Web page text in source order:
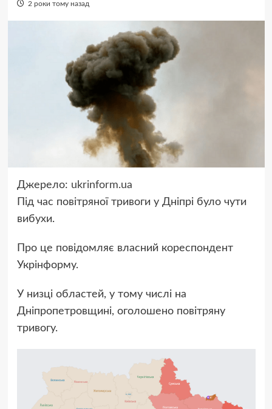
2 роки тому назад
Джерело: ukrinform.ua
Під час повітряної тривоги у Дніпрі було чути
вибухи.
Про це повідомляє власний кореспондент
Укрінформу.
У низці областей, у тому числі на
Дніпропетровщині, оголошено повітряну
тривогу.